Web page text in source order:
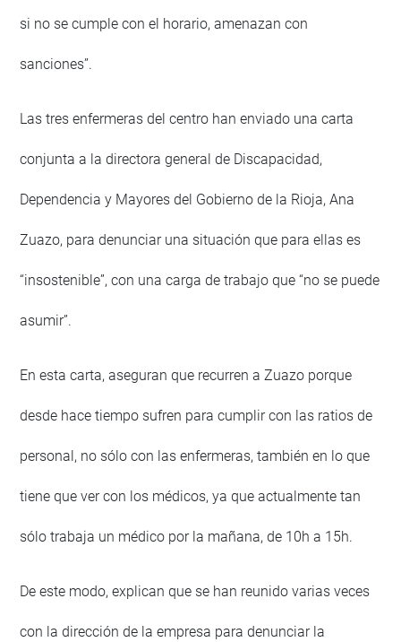
si no se cumple con el horario, amenazan con
sanciones”.
Las tres enfermeras del centro han enviado una carta
conjunta a la directora general de Discapacidad,
Dependencia y Mayores del Gobierno de la Rioja, Ana
Zuazo, para denunciar una situación que para ellas es
“insostenible”, con una carga de trabajo que “no se puede
asumir”.
En esta carta, aseguran que recurren a Zuazo porque
desde hace tiempo sufren para cumplir con las ratios de
personal, no sólo con las enfermeras, también en lo que
tiene que ver con los médicos, ya que actualmente tan
sólo trabaja un médico por la mañana, de 10h a 15h.
De este modo, explican que se han reunido varias veces
con la dirección de la empresa para denunciar la